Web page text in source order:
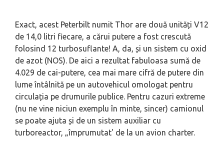
Exact, acest Peterbilt numit Thor are două unități V12
de 14,0 litri fiecare, a cărui putere a fost crescută
folosind 12 turbosuflante! A, da, și un sistem cu oxid
de azot (NOS). De aici a rezultat fabuloasa sumă de
4.029 de cai-putere, cea mai mare cifră de putere din
lume întâlnită pe un autovehicul omologat pentru
circulația pe drumurile publice. Pentru cazuri extreme
(nu ne vine niciun exemplu în minte, sincer) camionul
se poate ajuta și de un sistem auxiliar cu
turboreactor, „împrumutat' de la un avion charter.